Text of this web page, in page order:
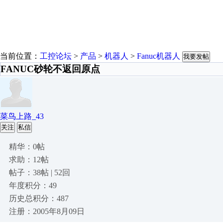
当前位置： 工控论坛 > 产品 > 机器人 > Fanuc机器人 我要发帖
FANUC砂轮不返回原点
菜鸟上路_43
关注 私信
精华：0帖
求助：12帖
帖子：38帖 | 52回
年度积分：49
历史总积分：487
注册：2005年8月09日